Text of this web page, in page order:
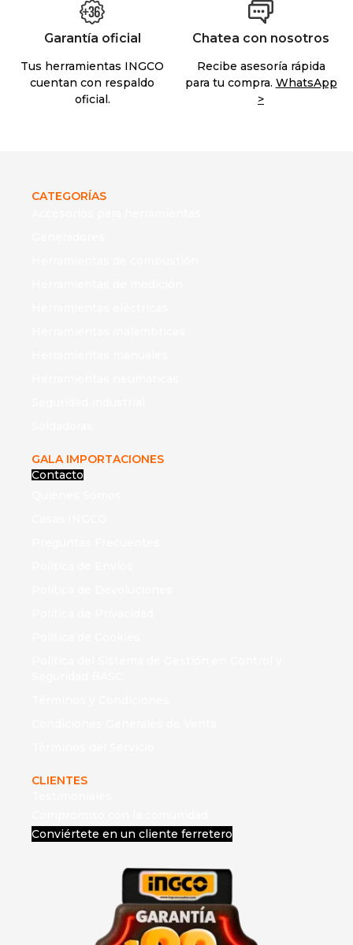
Garantía oficial
Tus herramientas INGCO
cuentan con respaldo
oficial.
Chatea con nosotros
Recibe asesoría rápida
para tu compra. WhatsApp
>
CATEGORÍAS
GALA IMPORTACIONES
Contacto
CLIENTES
Conviértete en un cliente ferretero